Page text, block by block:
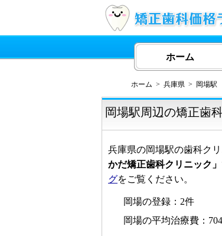
ホーム
ホーム 兵庫県 岡場駅
岡場駅周辺の矯正歯
兵庫県の岡場駅の歯科ク
かだ矯正歯科クリニック」
グをご覧ください。
岡場の登録：2件
岡場の平均治療費：